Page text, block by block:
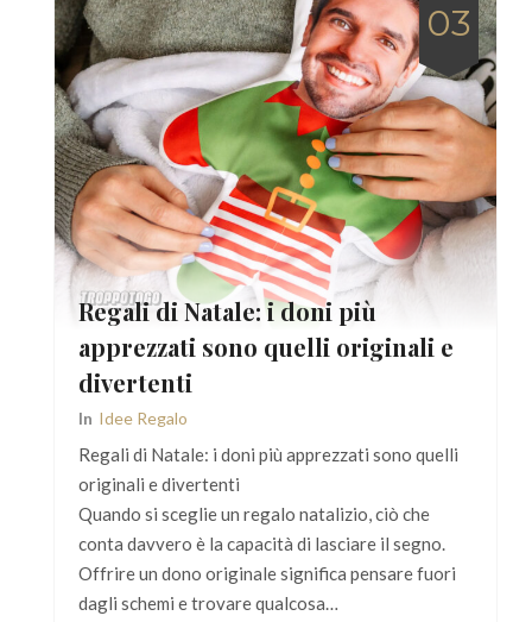
03
Regali di Natale: i doni più
apprezzati sono quelli originali e
divertenti
In Idee Regalo
Regali di Natale: i doni più apprezzati sono quelli
originali e divertenti
Quando si sceglie un regalo natalizio, ciò che
conta davvero è la capacità di lasciare il segno.
Offrire un dono originale significa pensare fuori
dagli schemi e trovare qualcosa…